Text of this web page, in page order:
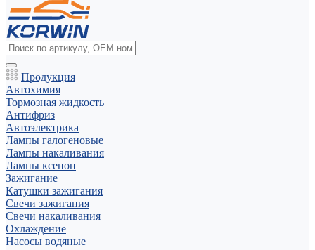
Продукция
Автохимия
Тормозная жидкость
Антифриз
Автоэлектрика
Лампы галогеновые
Лампы накаливания
Лампы ксенон
Зажигание
Катушки зажигания
Свечи зажигания
Свечи накаливания
Охлаждение
Насосы водяные